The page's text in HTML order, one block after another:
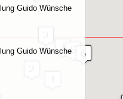
Guido Wünsche
Guido Wünsche